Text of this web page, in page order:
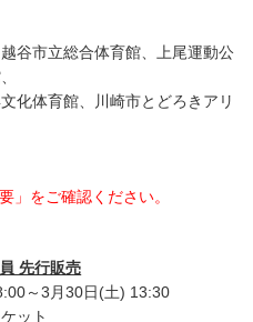
谷市立総合体育館、上尾運動公
化体育館、川崎市とどろきアリ
」をご確認ください。
先行販売
～3月30日(土) 13:30
ット